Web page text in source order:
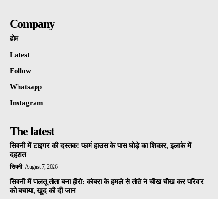
Company
होम
Latest
Follow
Whatsapp
Instagram
The latest
सिवनी में टाइगर की दस्तक! फार्म हाउस के पास घोड़े का शिकार, इलाके में
दहशत
सिवनी August 7, 2026
सिवनी में पालतू तोता बना हीरो: कोबरा के हमले से तोते ने चीख चीख कर परिवार
को बचाया, खुद की दी जान